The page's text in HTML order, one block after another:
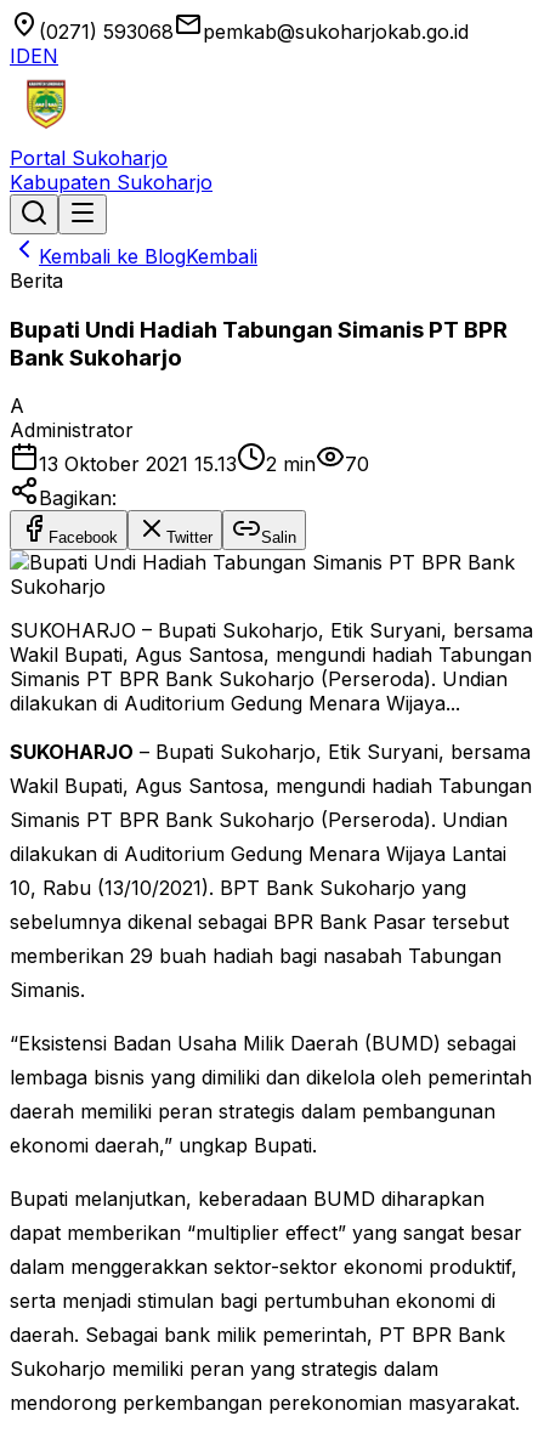
location_on (0271) 593068emailpemkab@sukoharjokab.go.id
IDEN
Portal Sukoharjo
Kabupaten Sukoharjo
Kembali ke BlogKembali
Berita
Bupati Undi Hadiah Tabungan Simanis PT BPR
Bank Sukoharjo
A
Administrator
13 Oktober 2021 15.13
2 min
70
Bagikan:
Facebook Twitter Salin
SUKOHARJO – Bupati Sukoharjo, Etik Suryani, bersama
Wakil Bupati, Agus Santosa, mengundi hadiah Tabungan
Simanis PT BPR Bank Sukoharjo (Perseroda). Undian
dilakukan di Auditorium Gedung Menara Wijaya...
SUKOHARJO – Bupati Sukoharjo, Etik Suryani, bersama
Wakil Bupati, Agus Santosa, mengundi hadiah Tabungan
Simanis PT BPR Bank Sukoharjo (Perseroda). Undian
dilakukan di Auditorium Gedung Menara Wijaya Lantai
10, Rabu (13/10/2021). BPT Bank Sukoharjo yang
sebelumnya dikenal sebagai BPR Bank Pasar tersebut
memberikan 29 buah hadiah bagi nasabah Tabungan
Simanis.
“Eksistensi Badan Usaha Milik Daerah (BUMD) sebagai
lembaga bisnis yang dimiliki dan dikelola oleh pemerintah
daerah memiliki peran strategis dalam pembangunan
ekonomi daerah,” ungkap Bupati.
Bupati melanjutkan, keberadaan BUMD diharapkan
dapat memberikan “multiplier effect” yang sangat besar
dalam menggerakkan sektor-sektor ekonomi produktif,
serta menjadi stimulan bagi pertumbuhan ekonomi di
daerah. Sebagai bank milik pemerintah, PT BPR Bank
Sukoharjo memiliki peran yang strategis dalam
mendorong perkembangan perekonomian masyarakat.